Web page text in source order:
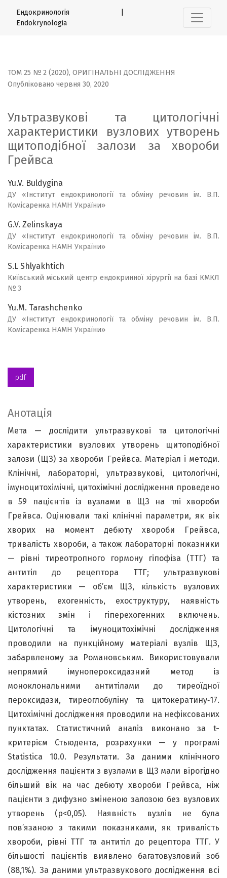
Ультразвукові та цитологічні характеристики
Ендокринологія |
Endokrynologia
ТОМ 25 № 2 (2020), ОРИГІНАЛЬНІ ДОСЛІДЖЕННЯ
Ультразвукові та цитологічні
характеристики вузлових утворень
щитоподібної залози за хвороби
Грейвса
Опубліковано червня 30, 2020
Yu.V. Buldygina
ДУ «Інститут ендокринології та обміну речовин ім. В.П.
Комісаренка НАМН України»
G.V. Zelinskaya
ДУ «Інститут ендокринології та обміну речовин ім. В.П.
Комісаренка НАМН України»
S.L Shlyakhtich
Київський міський центр ендокринної хірургії на базі КМКЛ
№ 3
Yu.M. Tarashchenko
ДУ «Інститут ендокринології та обміну речовин ім. В.П.
Комісаренка НАМН України»
pdf
Анотація
Мета — дослідити ультразвукові та цитологічні
характеристики вузлових утворень щитоподібної
залози (ЩЗ) за хвороби Грейвса. Матеріал і методи.
Клінічні, лабораторні, ультразвукові, цитологічні,
імуноцитохімічні, цитохімічні дослідження проведено
в 59 пацієнтів із вузлами в ЩЗ на тлі хвороби
Грейвса. Оцінювали такі клінічні параметри, як вік
хворих на момент дебюту хвороби Грейвса,
тривалість хвороби, а також лабораторні показники
— рівні тиреотропного гормону гіпофіза (ТТГ) та
антитіл до рецептора ТТГ; ультразвукові
характеристики — об’єм ЩЗ, кількість вузлових
утворень, ехогенність, ехоструктуру, наявність
кістозних змін і гіперехогенних включень.
Цитологічні та імуноцитохімічні дослідження
проводили на пункційному матеріалі вузлів ЩЗ,
забарвленому за Романовським. Використовували
непрямий імунопероксидазний метод із
моноклональними антитілами до тиреоїдної
пероксидази, тиреоглобуліну та цитокератину‑17.
Цитохімічні дослідження проводили на нефіксованих
пунктатах. Статистичний аналіз виконано за t-
критерієм Стьюдента, розрахунки — у програмі
Statistica 10.0. Результати. За даними клінічного
дослідження пацієнти з вузлами в ЩЗ мали вірогідно
більший вік на час дебюту хвороби Грейвса, ніж
пацієнти з дифузно зміненою залозою без вузлових
утворень (р<0,05). Наявність вузлів не була
пов’язаною з такими показниками, як тривалість
хвороби, рівні ТТГ та антитіл до рецептора ТТГ. У
більшості пацієнтів виявлено багатовузловий зоб
(88,1%). За даними ультразвукового дослідження всі